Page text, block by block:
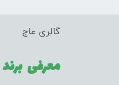
گالری عاج
معرفی برند